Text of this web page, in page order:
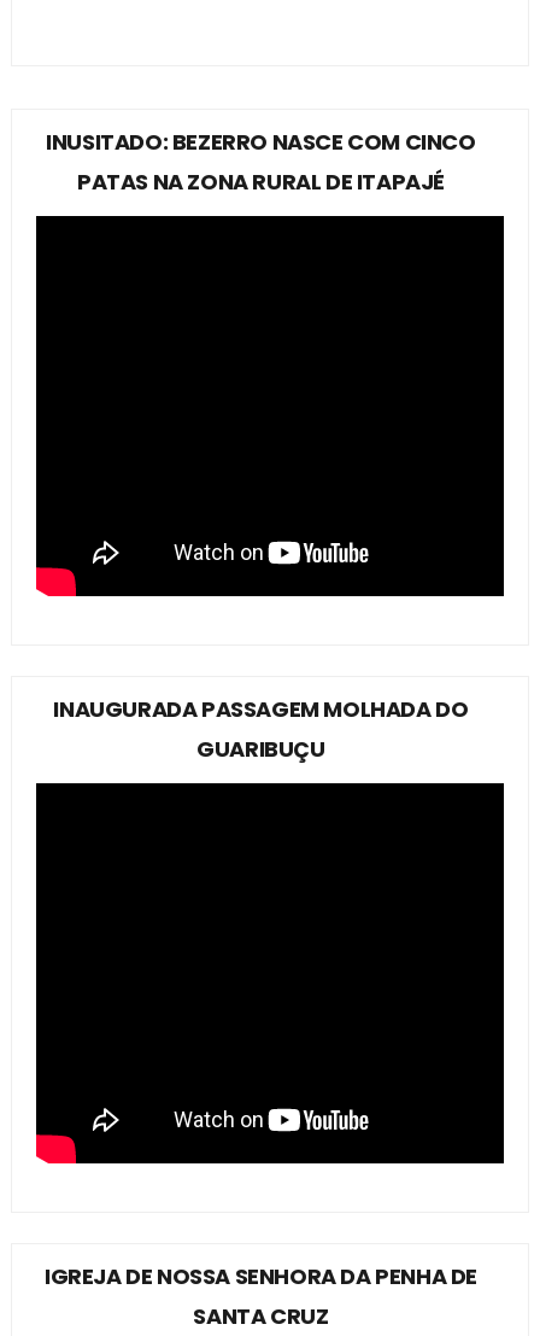
INUSITADO: BEZERRO NASCE COM CINCO
PATAS NA ZONA RURAL DE ITAPAJÉ
INAUGURADA PASSAGEM MOLHADA DO
GUARIBUÇU
IGREJA DE NOSSA SENHORA DA PENHA DE
SANTA CRUZ